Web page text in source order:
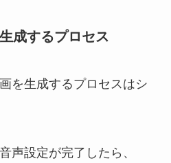
成するプロセス
を生成するプロセスはシ
声設定が完了したら、